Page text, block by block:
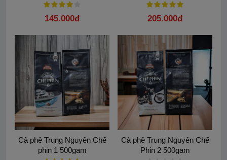
145.000đ 205.000đ
Cà phê Trung Nguyên Chế
phin 1 500gam
Cà phê Trung Nguyên Chế
Phin 2 500gam